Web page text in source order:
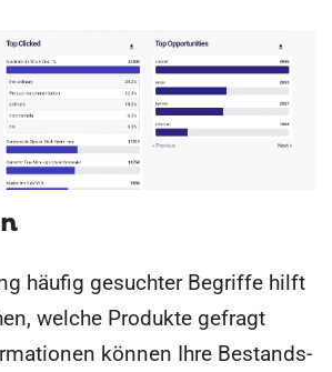
häufig gesuchter Begriffe hilft
welche Produkte gefragt
können Ihre Bestands-